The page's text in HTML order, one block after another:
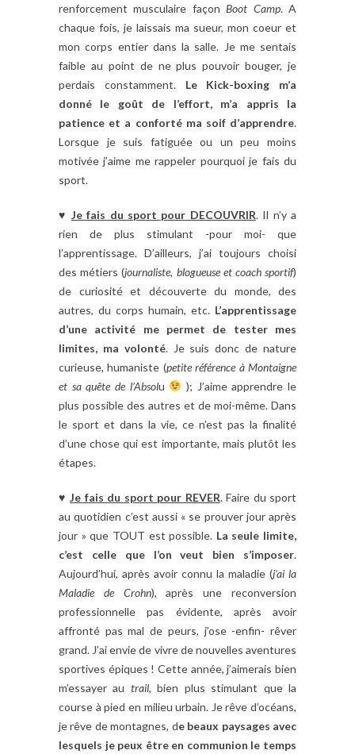
renforcement musculaire façonBoot Camp. A
chaque fois, je laissais ma sueur, mon coeur et
mon corps entier dans la salle. Je me sentais
faible au point de ne plus pouvoir bouger, je
perdais constamment. Le Kick-boxing m’a
donné le goût de l’effort, m’a appris la
patience et a conforté ma soif d’apprendre.
Lorsque je suis fatiguée ou un peu moins
motivée j’aime me rappeler pourquoi je fais du
sport.
♥ Je fais du sport pour DECOUVRIR. Il n’y a
rien de plus stimulant -pour moi- que
l’apprentissage. D’ailleurs, j’ai toujours choisi
des métiers (journaliste, blogueuse et coach sportif)
de curiosité et découverte du monde, des
autres, du corps humain, etc. L’apprentissage
d’une activité me permet de tester mes
limites, ma volonté. Je suis donc de nature
curieuse, humaniste (petite référence à Montaigne
et sa quête de l’Absolu
); J’aime apprendre le
plus possible des autres et de moi-même. Dans
le sport et dans la vie, ce n’est pas la finalité
d’une chose qui est importante, mais plutôt les
étapes.
♥ Je fais du sport pour REVER. Faire du sport
au quotidien c’est aussi « se prouver jour après
jour » que TOUT est possible. La seule limite,
c’est celle que l’on veut bien s’imposer.
Aujourd’hui, après avoir connu la maladie (j’ai la
Maladie de Crohn), après une reconversion
professionnelle pas évidente, après avoir
affronté pas mal de peurs, j’ose -enfin- rêver
grand. J’ai envie de vivre de nouvelles aventures
sportives épiques ! Cette année, j’aimerais bien
m’essayer au trail, bien plus stimulant que la
course à pied en milieu urbain. Je rêve d’océans,
je rêve de montagnes, de beaux paysages avec
lesquels je peux être en communion le temps